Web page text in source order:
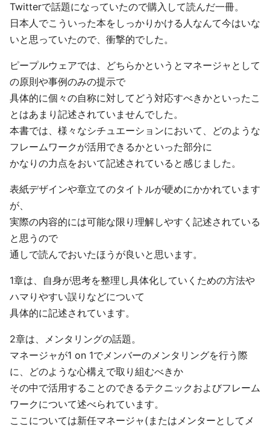
Twitterで話題になっていたので購入して読んだ一冊。
日本人でこういった本をしっかりかける人なんて今はいな
いと思っていたので、衝撃的でした。
ピープルウェアでは、どちらかというとマネージャとして
の原則や事例のみの提示で
具体的に個々の自称に対してどう対応すべきかといったこ
とはあまり記述されていませんでした。
本書では、様々なシチュエーションにおいて、どのような
フレームワークが活用できるかといった部分に
かなりの力点をおいて記述されていると感じました。
表紙デザインや章立てのタイトルが硬めにかかれています
が、
実際の内容的には可能な限り理解しやすく記述されている
と思うので
通しで読んでおいたほうが良いと思います。
1章は、自身が思考を整理し具体化していくための方法や
ハマりやすい誤りなどについて
具体的に記述されています。
2章は、メンタリングの話題。
マネージャが1 on 1でメンバーのメンタリングを行う際
に、どのような心構えで取り組むべきか
その中で活用することのできるテクニックおよびフレーム
ワークについて述べられています。
ここについては新任マネージャ(またはメンターとしてメ